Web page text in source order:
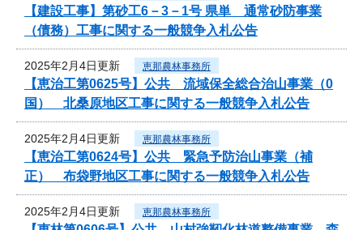
【建設工事】第砂工6－3－1号 県単 通常砂防事業
（債務）工事に関する一般競争入札公告
2025年2月4日更新 恵那農林事務所
【恵治工第0625号】公共 流域保全総合治山事業（0
国） 北桑原地区工事に関する一般競争入札公告
2025年2月4日更新 恵那農林事務所
【恵治工第0624号】公共 緊急予防治山事業（補
正） 布袋野地区工事に関する一般競争入札公告
2025年2月4日更新 恵那農林事務所